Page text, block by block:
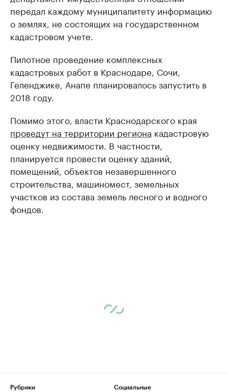
передал каждому муниципалитету информацию
о землях, не состоящих на государственном
кадастровом учете.
Пилотное проведение комплексных
кадастровых работ в Краснодаре, Сочи,
Геленджике, Анапе планировалось запустить в
2018 году.
Помимо этого, власти Краснодарского края
проведут на территории региона кадастровую
оценку недвижимости. В частности,
планируется провести оценку зданий,
помещений, объектов незавершенного
строительства, машиномест, земельных
участков из состава земель лесного и водного
фондов.
Рубрики
Социальные